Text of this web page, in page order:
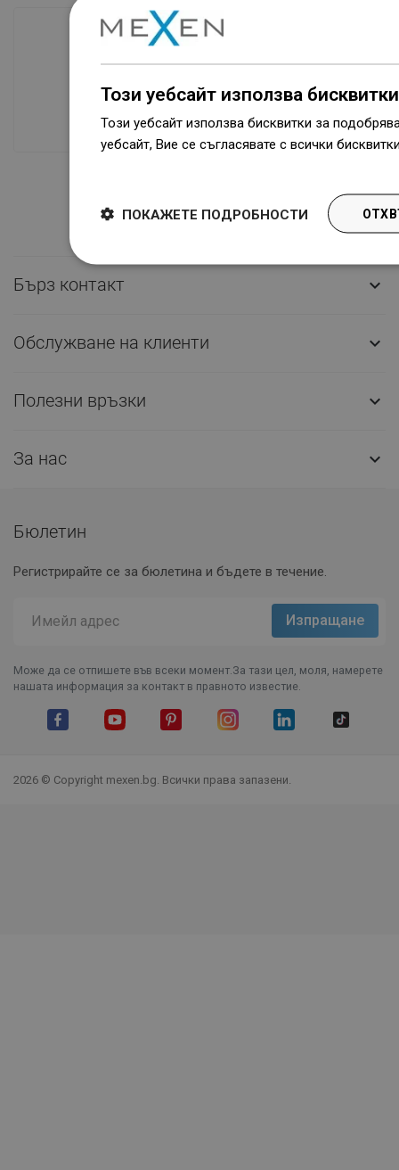
Нашите продукти ви чакат в модерен
склад.Винаги готов за изпращане!
Бърз контакт 
Обслужване на клиенти 
Полезни връзки 
За нас 
Бюлетин
Регистрирайте се за бюлетина и бъдете в течение.
Може да се отпишете във всеки момент.За тази цел, моля, намерете
нашата информация за контакт в правното известие.
2026 © Copyright mexen.bg. Всички права запазени.
Този уебсайт използва бисквитки
Този уебсайт използва бисквитки за
уебсайт, Вие се съгласявате с всички
ПОКАЖЕТЕ ПОДРОБНОСТИ